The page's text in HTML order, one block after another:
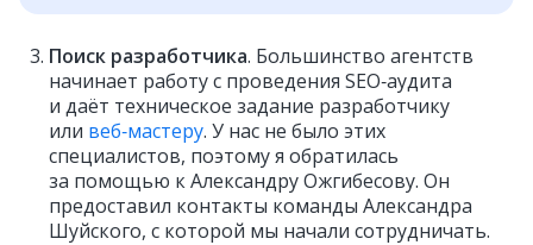
Поиск разработчика. Большинство агентств
начинает работу с проведения SEO‑аудита
и даёт техническое задание разработчику
или веб‑мастеру. У нас не было этих
специалистов, поэтому я обратилась
за помощью к Александру Ожгибесову. Он
предоставил контакты команды Александра
Шуйского, с которой мы начали сотрудничать.